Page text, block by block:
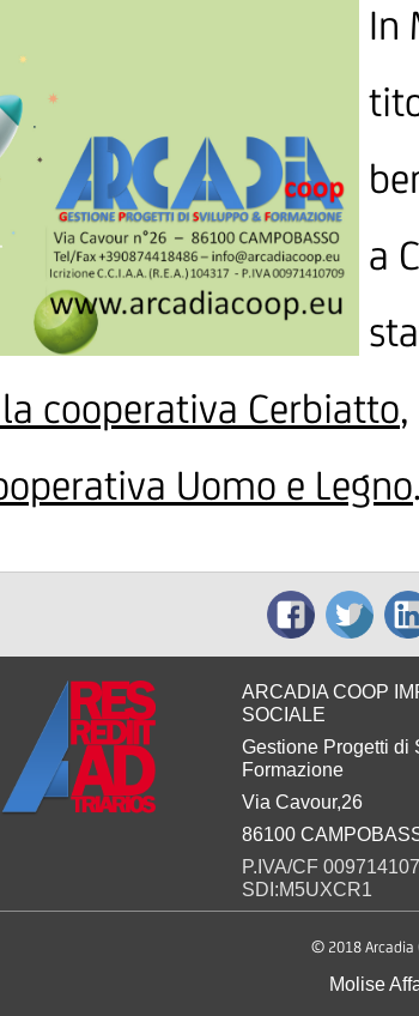
In
a
la cooperativa Cerbiatto
Uomo e Legno.
ARCADIA COOP
SOCIALE
Gestione Progetti di
Formazione
Via Cavour,26
86100
P.IVA/CF
SDI:M5UXCR1
© 2018 Arcadia
Molise